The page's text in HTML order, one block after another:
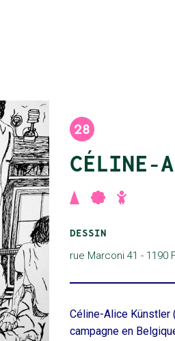
28
CÉLINE-
DESSIN
rue Marconi 41
Céline-Alice Künstler
campagne en